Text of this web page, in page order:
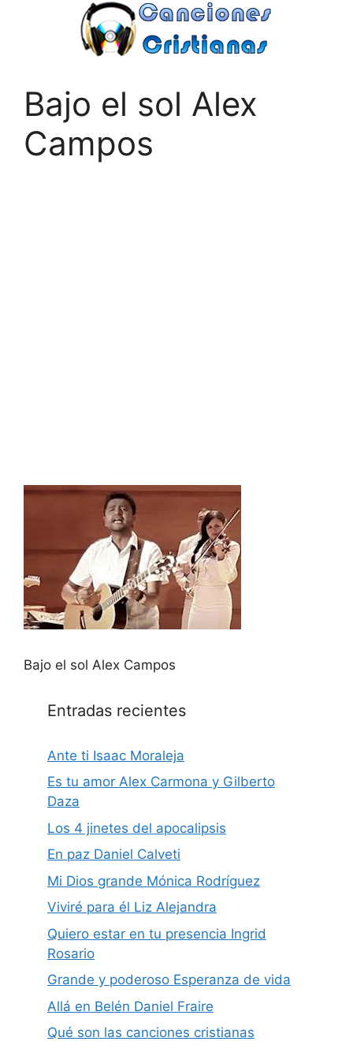
Bajo el sol Alex
Campos
Bajo el sol Alex Campos
Entradas recientes
Ante ti Isaac Moraleja
Es tu amor Alex Carmona y Gilberto
Daza
Los 4 jinetes del apocalipsis
En paz Daniel Calveti
Mi Dios grande Mónica Rodríguez
Viviré para él Liz Alejandra
Quiero estar en tu presencia Ingrid
Rosario
Grande y poderoso Esperanza de vida
Allá en Belén Daniel Fraire
Qué son las canciones cristianas